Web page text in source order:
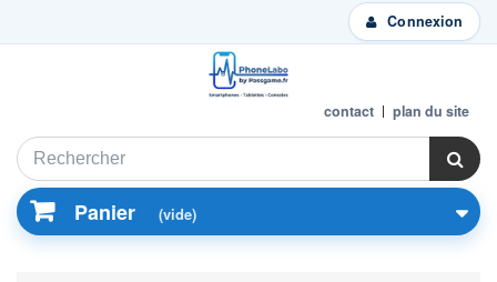
Connexion
contact plan du site
Panier (vide)